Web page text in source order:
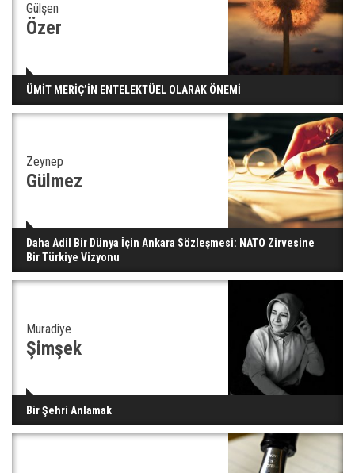
Ünlü türkücü Mahmut Tuncer estetik operasyon
geçirdi: Son hali gündem oldu
Yerli turist 229,7 milyar lira seyahat harcaması
yaptı
Gazze'deki Sağlık Bakanlığı duyurdu: Vahşetin
pençesinde 2 salgın vaka tespit edildi
Gülşen
Özer
ÜMİT MERİÇ’İN ENTELEKTÜEL OLARAK ÖNEMİ
Zeynep
Gülmez
Daha Adil Bir Dünya İçin Ankara Sözleşmesi: NATO Zirvesine
Bir Türkiye Vizyonu
Muradiye
Şimşek
Bir Şehri Anlamak